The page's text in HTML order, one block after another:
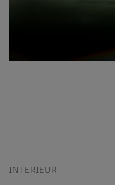
INTERIEUR